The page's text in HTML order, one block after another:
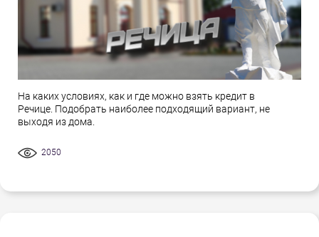
На каких условиях, как и где можно взять кредит в
Речице. Подобрать наиболее подходящий вариант, не
выходя из дома.
2050